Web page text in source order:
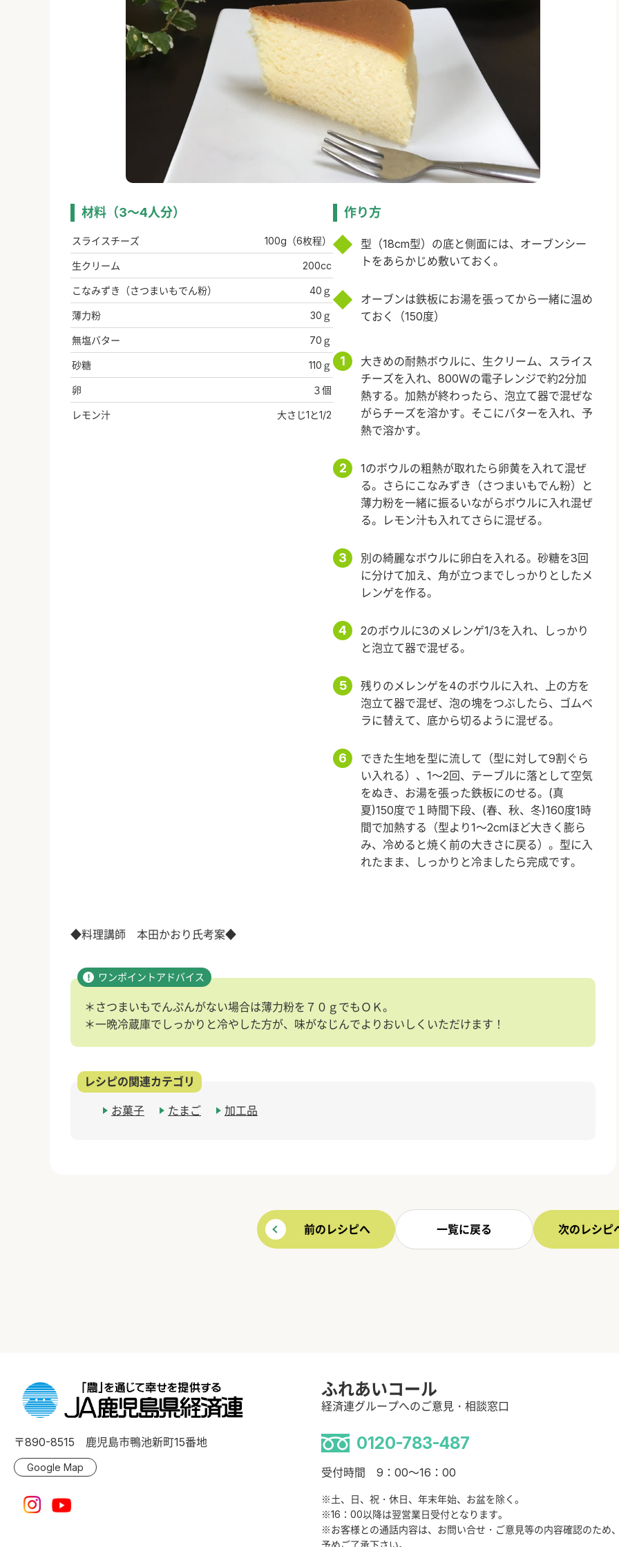
材料（3～4人分）
スライスチーズ 100g（6枚程）
生クリーム 200cc
こなみずき（さつまいもでん粉） 40ｇ
薄力粉 30ｇ
無塩バター 70ｇ
砂糖 110ｇ
卵 ３個
レモン汁 大さじ1と1/2
作り方
型（18cm型）の底と側面には、オーブンシー
トをあらかじめ敷いておく。
オーブンは鉄板にお湯を張ってから一緒に温め
ておく（150度）
大きめの耐熱ボウルに、生クリーム、スライス
チーズを入れ、800Ｗの電子レンジで約2分加
熱する。加熱が終わったら、泡立て器で混ぜな
がらチーズを溶かす。そこにバターを入れ、予
熱で溶かす。
1のボウルの粗熱が取れたら卵黄を入れて混ぜ
る。さらにこなみずき（さつまいもでん粉）と
薄力粉を一緒に振るいながらボウルに入れ混ぜ
る。レモン汁も入れてさらに混ぜる。
別の綺麗なボウルに卵白を入れる。砂糖を3回
に分けて加え、角が立つまでしっかりとしたメ
レンゲを作る。
2のボウルに3のメレンゲ1/3を入れ、しっかり
と泡立て器で混ぜる。
残りのメレンゲを4のボウルに入れ、上の方を
泡立て器で混ぜ、泡の塊をつぶしたら、ゴムベ
ラに替えて、底から切るように混ぜる。
できた生地を型に流して（型に対して9割ぐら
い入れる）、1～2回、テーブルに落として空気
をぬき、お湯を張った鉄板にのせる。(真
夏)150度で１時間下段、(春、秋、冬)160度1時
間で加熱する（型より1～2cmほど大きく膨ら
み、冷めると焼く前の大きさに戻る）。型に入
れたまま、しっかりと冷ましたら完成です。
◆料理講師 本田かおり氏考案◆
＊さつまいもでんぷんがない場合は薄力粉を７０ｇでもＯＫ。
＊一晩冷蔵庫でしっかりと冷やした方が、味がなじんでよりおいしくいただけます！
お菓子 たまご 加工品
前のレシピへ 一覧に戻る 次のレシピ
〒890-8515 鹿児島市鴨池新町15番地
Google Map
ふれあいコール
経済連グループへのご意見・相談窓口
0120-783-487
受付時間 9：00～16：00
※土、日、祝・休日、年末年始、お盆を除く。
※16：00以降は翌営業日受付となります。
※お客様との通話内容は、お問い合せ・ご意見等の内容確認のため
予めご了承下さい。